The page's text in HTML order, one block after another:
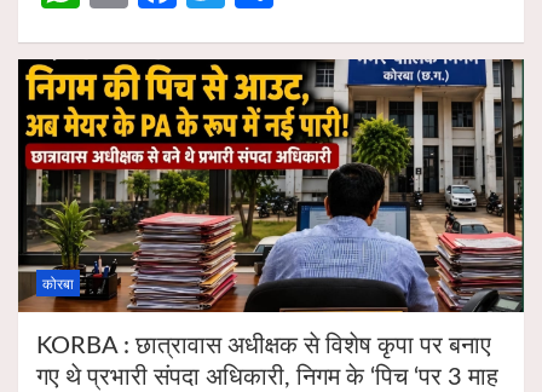
p
k
at
s
A
p
p
ail ce
b
o
o
k
tt
er
ar
e
कोरबा
KORBA : छात्रावास अधीक्षक से विशेष कृपा पर बनाए
गए थे प्रभारी संपदा अधिकारी, निगम के ‘पिच ‘पर 3 माह